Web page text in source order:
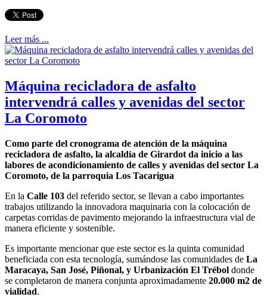
Leer más ...
Máquina recicladora de asfalto
intervendrá calles y avenidas del sector
La Coromoto
Como parte del cronograma de atención de la máquina
recicladora de asfalto, la alcaldía de Girardot da inicio a las
labores de acondicionamiento de calles y avenidas del sector La
Coromoto, de la parroquia Los Tacarigua
En la Calle 103 del referido sector, se llevan a cabo importantes
trabajos utilizando la innovadora maquinaria con la colocación de
carpetas corridas de pavimento mejorando la infraestructura vial de
manera eficiente y sostenible.
Es importante mencionar que este sector es la quinta comunidad
beneficiada con esta tecnología, sumándose las comunidades de La
Maracaya, San José, Piñonal, y Urbanización El Trébol donde
se completaron de manera conjunta aproximadamente 20.000 m2 de
vialidad.